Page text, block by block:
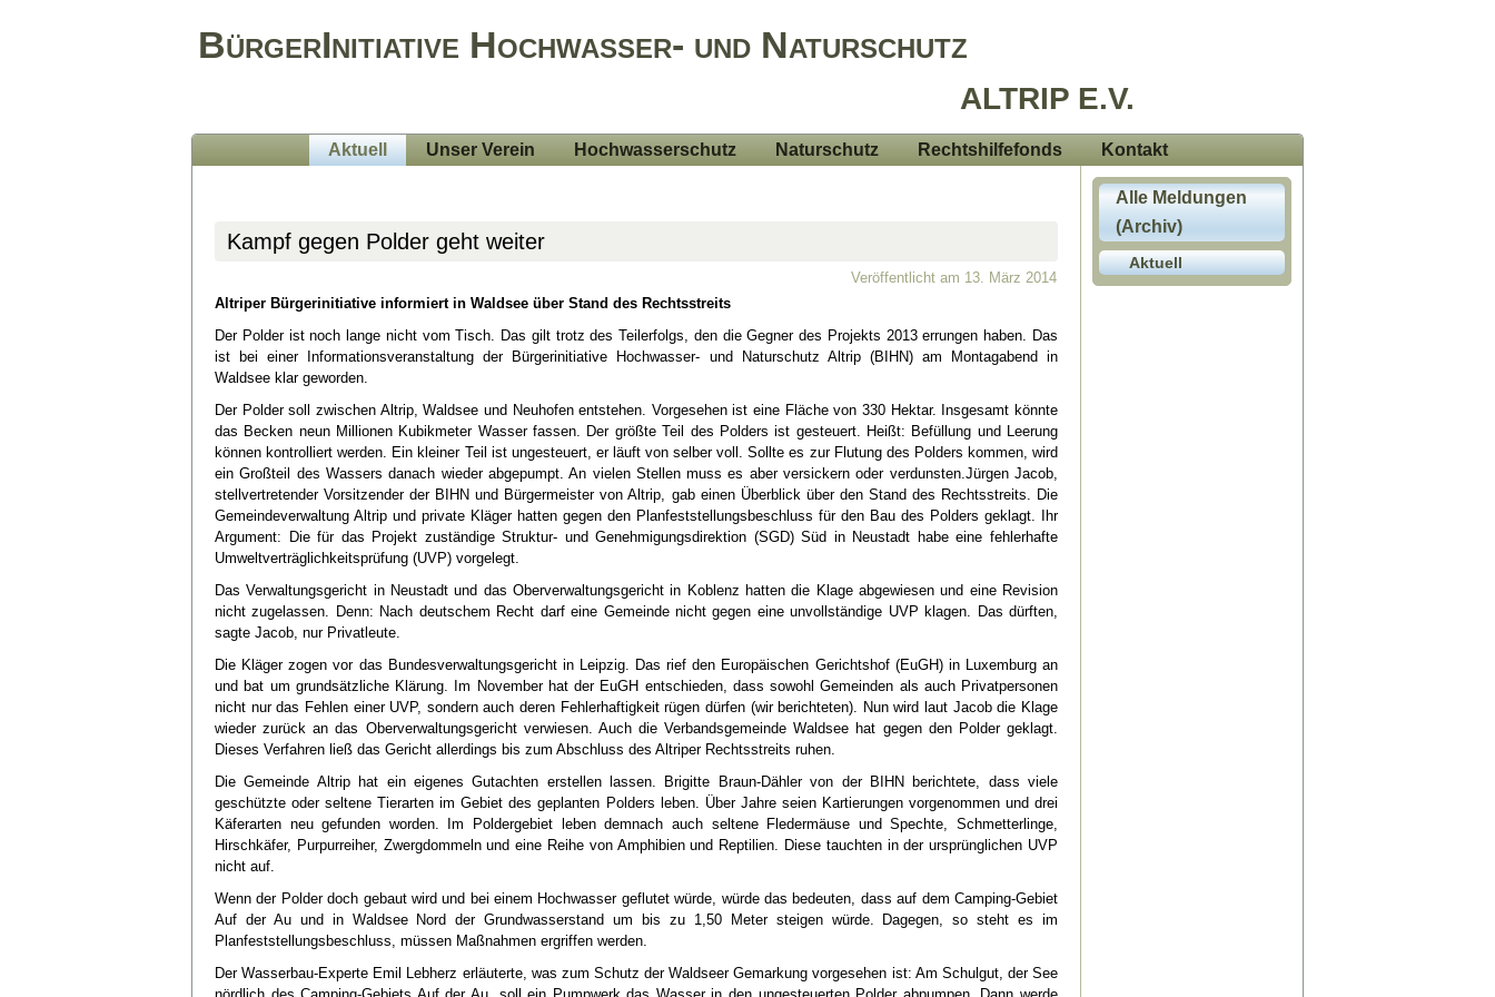
BürgerInitiative Hochwasser- und Naturschutz
ALTRIP E.V.
Aktuell Unser Verein Hochwasserschutz Naturschutz Rechtshilfefonds Kontakt
Kampf gegen Polder geht weiter
Veröffentlicht am 13. März 2014
Altriper Bürgerinitiative informiert in Waldsee über Stand des Rechtsstreits
Der Polder ist noch lange nicht vom Tisch. Das gilt trotz des Teilerfolgs, den die Gegner des Projekts 2013 errungen haben. Das
ist bei einer Informationsveranstaltung der Bürgerinitiative Hochwasser- und Naturschutz Altrip (BIHN) am Montagabend in
Waldsee klar geworden.
Der Polder soll zwischen Altrip, Waldsee und Neuhofen entstehen. Vorgesehen ist eine Fläche von 330 Hektar. Insgesamt könnte
das Becken neun Millionen Kubikmeter Wasser fassen. Der größte Teil des Polders ist gesteuert. Heißt: Befüllung und Leerung
können kontrolliert werden. Ein kleiner Teil ist ungesteuert, er läuft von selber voll. Sollte es zur Flutung des Polders kommen, wird
ein Großteil des Wassers danach wieder abgepumpt. An vielen Stellen muss es aber versickern oder verdunsten.Jürgen Jacob,
stellvertretender Vorsitzender der BIHN und Bürgermeister von Altrip, gab einen Überblick über den Stand des Rechtsstreits. Die
Gemeindeverwaltung Altrip und private Kläger hatten gegen den Planfeststellungsbeschluss für den Bau des Polders geklagt. Ihr
Argument: Die für das Projekt zuständige Struktur- und Genehmigungsdirektion (SGD) Süd in Neustadt habe eine fehlerhafte
Umweltverträglichkeitsprüfung (UVP) vorgelegt.
Das Verwaltungsgericht in Neustadt und das Oberverwaltungsgericht in Koblenz hatten die Klage abgewiesen und eine Revision
nicht zugelassen. Denn: Nach deutschem Recht darf eine Gemeinde nicht gegen eine unvollständige UVP klagen. Das dürften,
sagte Jacob, nur Privatleute.
Die Kläger zogen vor das Bundesverwaltungsgericht in Leipzig. Das rief den Europäischen Gerichtshof (EuGH) in Luxemburg an
und bat um grundsätzliche Klärung. Im November hat der EuGH entschieden, dass sowohl Gemeinden als auch Privatpersonen
nicht nur das Fehlen einer UVP, sondern auch deren Fehlerhaftigkeit rügen dürfen (wir berichteten). Nun wird laut Jacob die Klage
wieder zurück an das Oberverwaltungsgericht verwiesen. Auch die Verbandsgemeinde Waldsee hat gegen den Polder geklagt.
Dieses Verfahren ließ das Gericht allerdings bis zum Abschluss des Altriper Rechtsstreits ruhen.
Die Gemeinde Altrip hat ein eigenes Gutachten erstellen lassen. Brigitte Braun-Dähler von der BIHN berichtete, dass viele
geschützte oder seltene Tierarten im Gebiet des geplanten Polders leben. Über Jahre seien Kartierungen vorgenommen und drei
Käferarten neu gefunden worden. Im Poldergebiet leben demnach auch seltene Fledermäuse und Spechte, Schmetterlinge,
Hirschkäfer, Purpurreiher, Zwergdommeln und eine Reihe von Amphibien und Reptilien. Diese tauchten in der ursprünglichen UVP
nicht auf.
Wenn der Polder doch gebaut wird und bei einem Hochwasser geflutet würde, würde das bedeuten, dass auf dem Camping-Gebiet
Auf der Au und in Waldsee Nord der Grundwasserstand um bis zu 1,50 Meter steigen würde. Dagegen, so steht es im
Planfeststellungsbeschluss, müssen Maßnahmen ergriffen werden.
Der Wasserbau-Experte Emil Lebherz erläuterte, was zum Schutz der Waldseer Gemarkung vorgesehen ist: Am Schulgut, der See
Alle Meldungen
(Archiv)
Aktuell